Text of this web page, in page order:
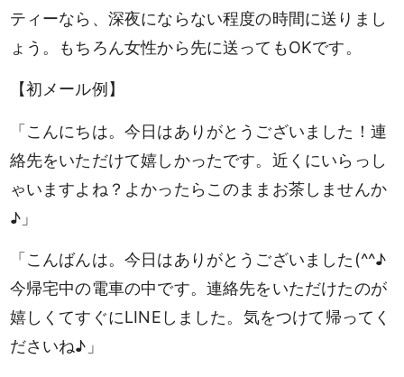
ティーなら、深夜にならない程度の時間に送りまし
ょう。もちろん女性から先に送ってもOKです。
【初メール例】
「こんにちは。今日はありがとうございました！連
絡先をいただけて嬉しかったです。近くにいらっし
ゃいますよね？よかったらこのままお茶しませんか
♪」
「こんばんは。今日はありがとうございました(^^♪
今帰宅中の電車の中です。連絡先をいただけたのが
嬉しくてすぐにLINEしました。気をつけて帰ってく
ださいね♪」